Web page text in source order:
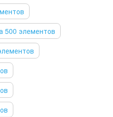
500 элементов